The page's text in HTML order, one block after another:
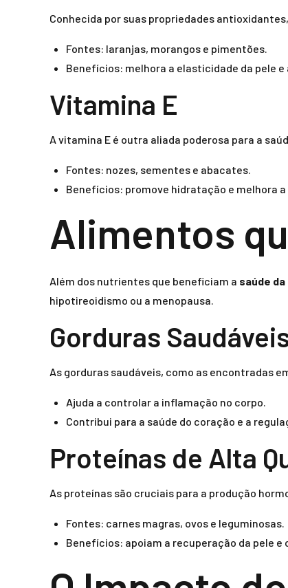
Conhecida por suas propriedades
Fontes: laranjas, morangos e pimentões.
Benefícios: melhora a elasticidade da pele
Vitamina E
A vitamina E é outra aliada poderosa para a
Fontes: nozes, sementes e abacates.
Benefícios: promove hidratação e melhora
Alimentos
Além dos nutrientes que beneficiam a saúde da
hipotireoidismo ou a menopausa.
Gorduras
As gorduras saudáveis, como as encontradas
Ajuda a controlar a inflamação no corpo.
Contribui para a saúde do coração e a
Proteínas de Alta
As proteínas são cruciais para a produção
Fontes: carnes magras, ovos e leguminosas.
Benefícios: apoiam a recuperação da pele e